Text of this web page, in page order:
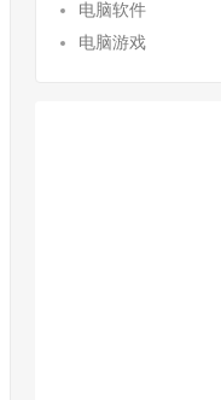
电脑软件
电脑游戏